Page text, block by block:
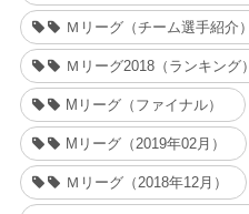
Ｍリーグ（チーム選手紹介）
Ｍリーグ2018（ランキング）
Mリーグ（ファイナル）
Mリーグ（2019年02月）
Ｍリーグ（2018年12月）